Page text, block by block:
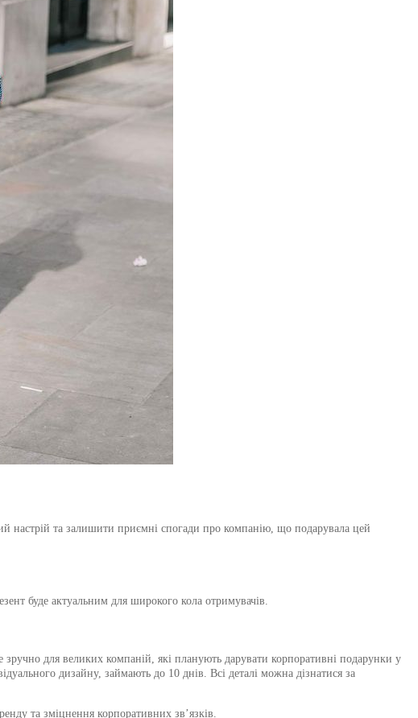
настрій та залишити приємні спогади про компанію, що подарувала цей
буде актуальним для широкого кола отримувачів.
для великих компаній, які планують дарувати корпоративні подарунки у
дизайну, займають до 10 днів. Всі деталі можна дізнатися за
та зміцнення корпоративних зв’язків.